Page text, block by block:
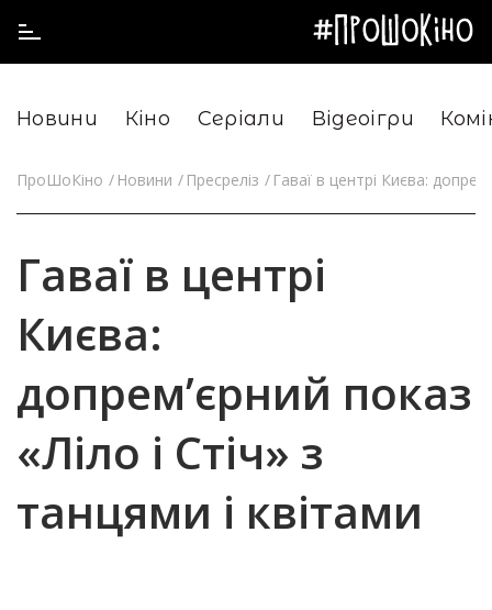
Новини Кіно Серіали Відеоігри
ПроШоКіно Новини Пресреліз Гаваї в центрі Києва:
Гаваї в центрі
Києва:
допремʼєрний показ
«Ліло і Стіч» з
танцями і квітами